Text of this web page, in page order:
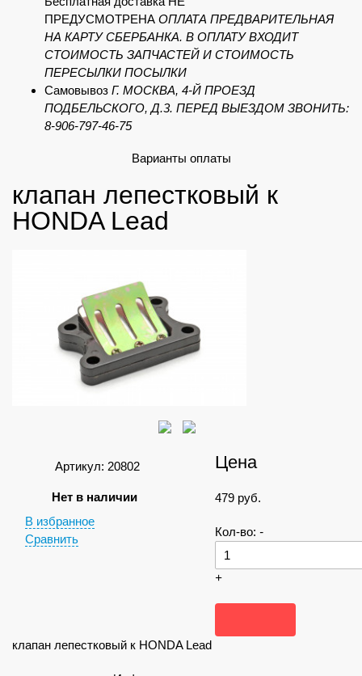
ПРЕДУСМОТРЕНА ОПЛАТА ПРЕДВАРИТЕЛЬНАЯ
НА КАРТУ СБЕРБАНКА. В ОПЛАТУ ВХОДИТ
СТОИМОСТЬ ЗАПЧАСТЕЙ И СТОИМОСТЬ
ПЕРЕСЫЛКИ ПОСЫЛКИ
Самовывоз Г. МОСКВА, 4-Й ПРОЕЗД
ПОДБЕЛЬСКОГО, Д.3. ПЕРЕД ВЫЕЗДОМ ЗВОНИТЬ:
8-906-797-46-75
Варианты оплаты
клапан лепестковый к
HONDA Lead
Артикул: 20802
Нет в наличии
В избранное
Сравнить
Цена
479 руб.
Кол-во: -
+
клапан лепестковый к HONDA Lead